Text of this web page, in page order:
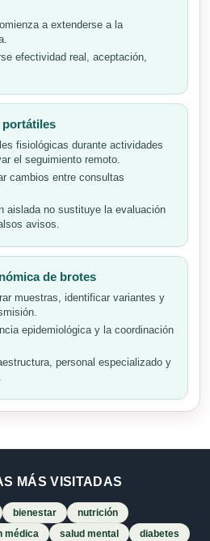
a extenderse a la
efectividad real, aceptación,
portátiles
fisiológicas durante actividades
el seguimiento remoto.
cambios entre consultas
aislada no sustituye la evaluación
avisos.
de brotes
muestras, identificar variantes y
epidemiológica y la coordinación
personal especializado y
MÁS VISITADAS
bienestar
nutrición
médica salud mental
diabetes